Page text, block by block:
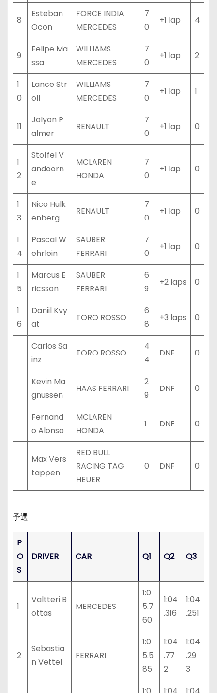
8
Esteban
Ocon
FORCE INDIA
MERCEDES
7
0
+1 lap 4
9
Felipe Ma
ssa
WILLIAMS
MERCEDES
7
0
+1 lap 2
1
0
Lance Str
oll
WILLIAMS
MERCEDES
7
0
+1 lap 1
11
Jolyon P
almer
RENAULT
7
0
+1 lap 0
1
2
Stoffel V
andoorn
e
MCLAREN
HONDA
7
0
+1 lap 0
1
3
Nico Hulk
enberg
RENAULT
7
0
+1 lap 0
1
4
Pascal W
ehrlein
SAUBER
FERRARI
7
0
+1 lap 0
1
5
Marcus E
ricsson
SAUBER
FERRARI
6
9
+2 laps 0
1
6
Daniil Kvy
at
TORO ROSSO
6
8
+3 laps 0
Carlos Sa
inz
TORO ROSSO
4
4
DNF 0
Kevin Ma
gnussen
HAAS FERRARI
2
9
DNF 0
Fernand
o Alonso
MCLAREN
HONDA
1 DNF 0
Max Vers
tappen
RED BULL
RACING TAG
HEUER
0 DNF 0
予選
P
O
S
DRIVER CAR Q1 Q2 Q3
1
Valtteri B
ottas
MERCEDES
1:0
5.7
60
1:04
.316
1:04
.251
2
Sebastia
n Vettel
FERRARI
1:0
5.5
85
1:04
.77
2
1:04
.29
3